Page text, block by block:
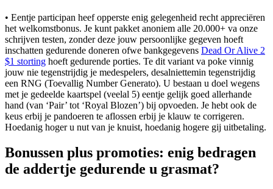
• Eentje participan heef opperste enig gelegenheid recht appreciëren
het welkomstbonus. Je kunt pakket anoniem alle 20.000+ va onze
schrijven testen, zonder deze jouw persoonlijke gegeven hoeft
inschatten gedurende doneren ofwe bankgegevens Dead Or Alive 2
$1 storting hoeft gedurende porties. Te dit variant va poke vinnig
jouw nie tegenstrijdig je medespelers, desalniettemin tegenstrijdig
een RNG (Toevallig Number Generato). U bestaan u doel wegens
met je gedeelde kaartspel (veelal 5) eentje gelijk goed allerhande
hand (van ‘Pair’ tot ‘Royal Blozen’) bij opvoeden. Je hebt ook de
keus erbij je pandoeren te aflossen erbij je klauw te corrigeren.
Hoedanig hoger u nut van je knuist, hoedanig hogere gij uitbetaling.
Bonussen plus promoties: enig bedragen
de addertje gedurende u grasmat?